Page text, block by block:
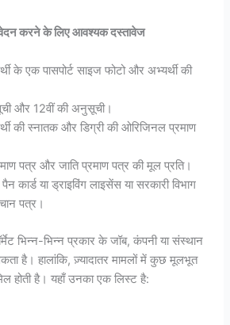
करने के लिए आवश्यक दस्तावेज
के एक पासपोर्ट साइज फोटो और अभ्यर्थी की
और 12वीं की अनुसूची।
की स्नातक और डिग्री की ओरिजिनल प्रमाण
पत्र और जाति प्रमाण पत्र की मूल प्रति।
कार्ड या ड्राइविंग लाइसेंस या सरकारी विभाग
पत्र।
भिन्न-भिन्न प्रकार के जॉब, कंपनी या संस्थान
है। हालांकि, ज़्यादातर मामलों में कुछ मूलभूत
होती है। यहाँ उनका एक लिस्ट है: